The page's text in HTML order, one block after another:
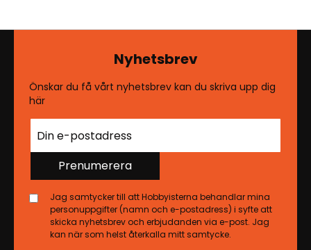
Nyhetsbrev
Önskar du få vårt nyhetsbrev kan du skriva upp dig
här
Prenumerera
Jag samtycker till att Hobbyisterna behandlar mina
personuppgifter (namn och e-postadress) i syfte att
skicka nyhetsbrev och erbjudanden via e-post. Jag
kan när som helst återkalla mitt samtycke.